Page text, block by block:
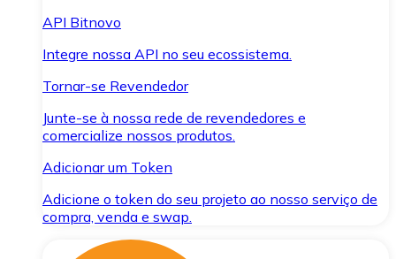
API Bitnovo
Integre nossa API no seu ecossistema.
Tornar-se Revendedor
Junte-se à nossa rede de revendedores e
comercialize nossos produtos.
Adicionar um Token
Adicione o token do seu projeto ao nosso serviço de
compra, venda e swap.